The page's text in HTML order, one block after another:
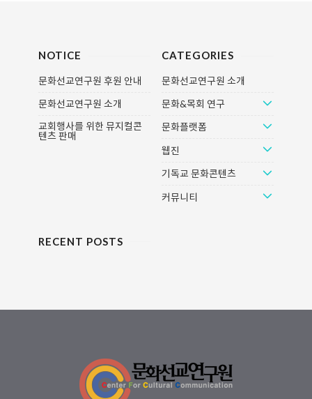
NOTICE
문화선교연구원 후원 안내
문화선교연구원 소개
교회행사를 위한 뮤지컬콘
텐츠 판매
CATEGORIES
문화선교연구원 소개
문화&목회 연구
문화플랫폼
웹진
기독교 문화콘텐츠
커뮤니티
RECENT POSTS